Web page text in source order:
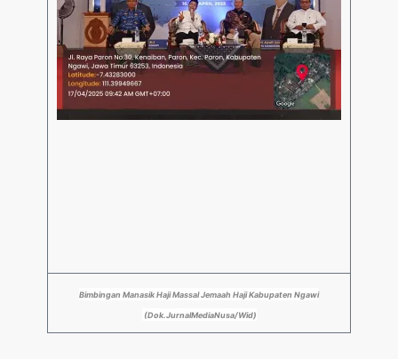
Bimbingan Manasik Haji Massal Jemaah Haji Kabupaten Ngawi
(Dok.JurnalMediaNusa/Wid)